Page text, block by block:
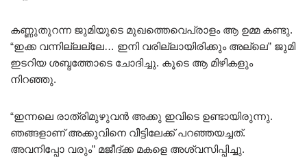
കണ്ണുതുറന്ന ജുമിയുടെ മുഖത്തെവെപ്രാളം ആ ഉമ്മ കണ്ടു.
“ഇക്ക വന്നില്ലല്ലേ… ഇനി വരില്ലായിരിക്കും അല്ലെ” ജുമി
ഇടറിയ ശബ്ദത്തോടെ ചോദിച്ചു. കൂടെ ആ മിഴികളും
നിറഞ്ഞു.
“ഇന്നലെ രാത്രിമുഴുവൻ അക്കു ഇവിടെ ഉണ്ടായിരുന്നു.
ഞങ്ങളാണ് അക്കുവിനെ വീട്ടിലേക്ക് പറഞ്ഞയച്ചത്.
അവനിപ്പോ വരും” മജീദ്ക്ക മകളെ അശ്വസിപ്പിച്ചു.